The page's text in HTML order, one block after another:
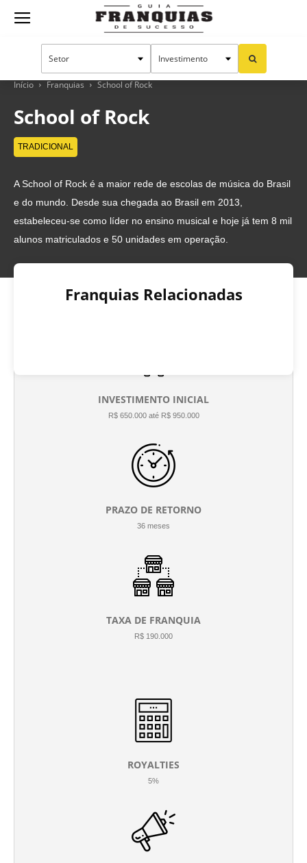
Guia
Franquias
Sucesso
Início Franquias School of Rock
School of Rock
TRADICIONAL
A School of Rock é a maior rede de escolas de música do Brasil
e do mundo. Desde sua chegada ao Brasil em 2013,
estabeleceu-se como líder no ensino musical e hoje já tem 8 mil
alunos matriculados e 50 unidades em operação.
Franquias Relacionadas
INVESTIMENTO INICIAL
R$ 650.000 até R$ 950.000
PRAZO DE RETORNO
36 meses
TAXA DE FRANQUIA
R$ 190.000
ROYALTIES
5%